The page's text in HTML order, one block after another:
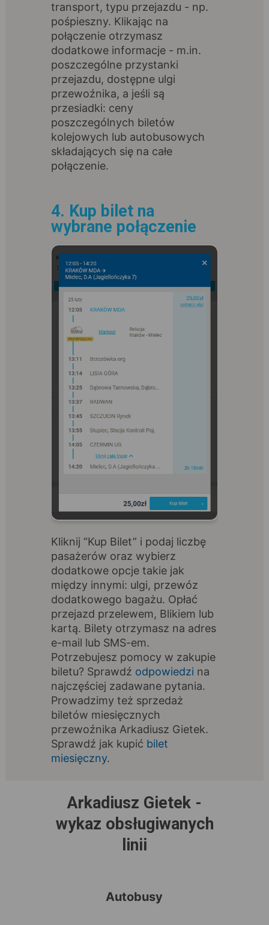
transport, typu przejazdu - np.
pośpieszny. Klikając na
połączenie otrzymasz
dodatkowe informacje - m.in.
poszczególne przystanki
przejazdu, dostępne ulgi
przewoźnika, a jeśli są
przesiadki: ceny
poszczególnych biletów
kolejowych lub autobusowych
składających się na całe
połączenie.
4. Kup bilet na
wybrane połączenie
Kliknij “Kup Bilet” i podaj liczbę
pasażerów oraz wybierz
dodatkowe opcje takie jak
między innymi: ulgi, przewóz
dodatkowego bagażu. Opłać
przejazd przelewem, Blikiem lub
kartą. Bilety otrzymasz na adres
e-mail lub SMS-em.
Potrzebujesz pomocy w zakupie
biletu? Sprawdź odpowiedzi na
najczęściej zadawane pytania.
Prowadzimy też sprzedaż
biletów miesięcznych
przewoźnika Arkadiusz Gietek.
Sprawdź jak kupić bilet
miesięczny.
Arkadiusz Gietek -
wykaz obsługiwanych
linii
Autobusy